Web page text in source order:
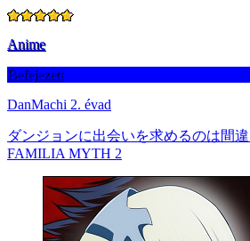
Anime
Befejezett
DanMachi 2. évad
ダンジョンに出会いを求めるのは間
FAMILIA MYTH 2